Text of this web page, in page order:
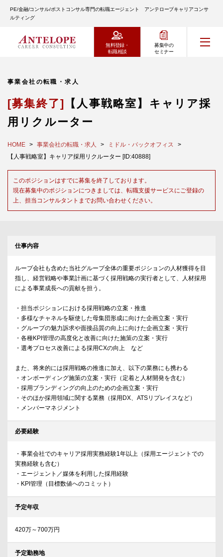
PE/金融/コンサル/ポストコンサル専門の転職エージェント アンテロープキャリアコンサ
ルティング
無料登録・
転職相談
募集中の
セミナー
事業会社の転職・求人
[募集終了]
【人事戦略室】キャリア採
用リクルーター
HOME 事業会社の転職・求人
ミドル・バックオフィス
【人事戦略室】キャリア採用リクルーター [ID:40888]
このポジションはすでに募集を終了しております。
現在募集中のポジションにつきましては、転職支援サービスにご登録の
上、担当コンサルタントまでお問い合わせください。
仕事内容
ループ会社も含めた当社グループ全体の重要ポジションの人材獲得を目
指し、経営戦略や事業計画に基づく採用戦略の実行者として、人材採用
による事業成長への貢献を担う。
・担当ポジションにおける採用戦略の立案・推進
・多様なチャネルを駆使した母集団形成に向けた企画立案・実行
・グループの魅力訴求や面接品質の向上に向けた企画立案・実行
・各種KPI管理の高度化と改善に向けた施策の立案・実行
・選考プロセス改善による採用CXの向上 など
また、将来的には採用戦略の推進に加え、以下の業務にも携わる
・オンボーディング施策の立案・実行（定着と人材開発を含む）
・採用ブランディングの向上のための企画立案・実行
・そのほか採用領域に関する業務（採用DX、ATSリプレイスなど）
・メンバーマネジメント
必要経験
・事業会社でのキャリア採用実務経験1年以上（採用エージェントでの
実務経験も含む）
・エージェント／媒体を利用した採用経験
・KPI管理（目標数値へのコミット）
予定年収
420万～700万円
予定勤務地